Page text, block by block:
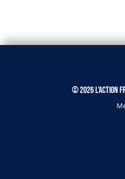
© 2026 L'Action